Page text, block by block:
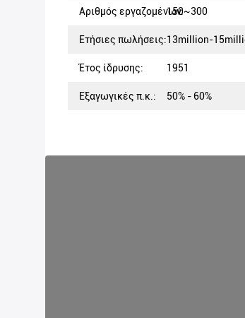
Αριθμός εργαζομένων:150~300
Ετήσιες πωλήσεις:13million-
Έτος ίδρυσης: 1951
Εξαγωγικές π.κ.: 50% - 60%